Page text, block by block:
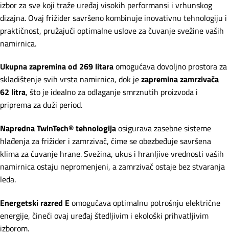
izbor za sve koji traže uređaj visokih performansi i vrhunskog
dizajna. Ovaj frižider savršeno kombinuje inovativnu tehnologiju i
praktičnost, pružajući optimalne uslove za čuvanje svežine vaših
namirnica.
Ukupna zapremina od 269 litaraomogućava dovoljno prostora za
skladištenje svih vrsta namirnica, dok jezapremina zamrzivača
62 litra, što je idealno za odlaganje smrznutih proizvoda i
priprema za duži period.
Napredna TwinTech® tehnologijaosigurava zasebne sisteme
hlađenja za frižider i zamrzivač, čime se obezbeđuje savršena
klima za čuvanje hrane. Svežina, ukus i hranljive vrednosti vaših
namirnica ostaju nepromenjeni, a zamrzivač ostaje bez stvaranja
leda.
Energetski razred Eomogućava optimalnu potrošnju električne
energije, čineći ovaj uređaj štedljivim i ekološki prihvatljivim
izborom.